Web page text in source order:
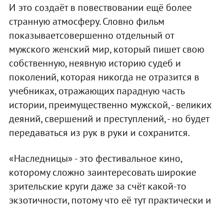
И это создаёт в повествовании ещё более
странную атмосферу. Словно фильм
показываетсовершенно отдельный от
мужского женский мир, который пишет свою
собственную, неявную историю судеб и
поколений, которая никогда не отразится в
учебниках, отражающих парадную часть
истории, преимущественно мужской, - великих
деяний, свершений и преступлений, - но будет
передаваться из рук в руки и сохранится.
«Наследницы» - это фестивальное кино,
которому сложно заинтересовать широкие
зрительские круги даже за счёт какой-то
экзотичности, потому что её тут практически и